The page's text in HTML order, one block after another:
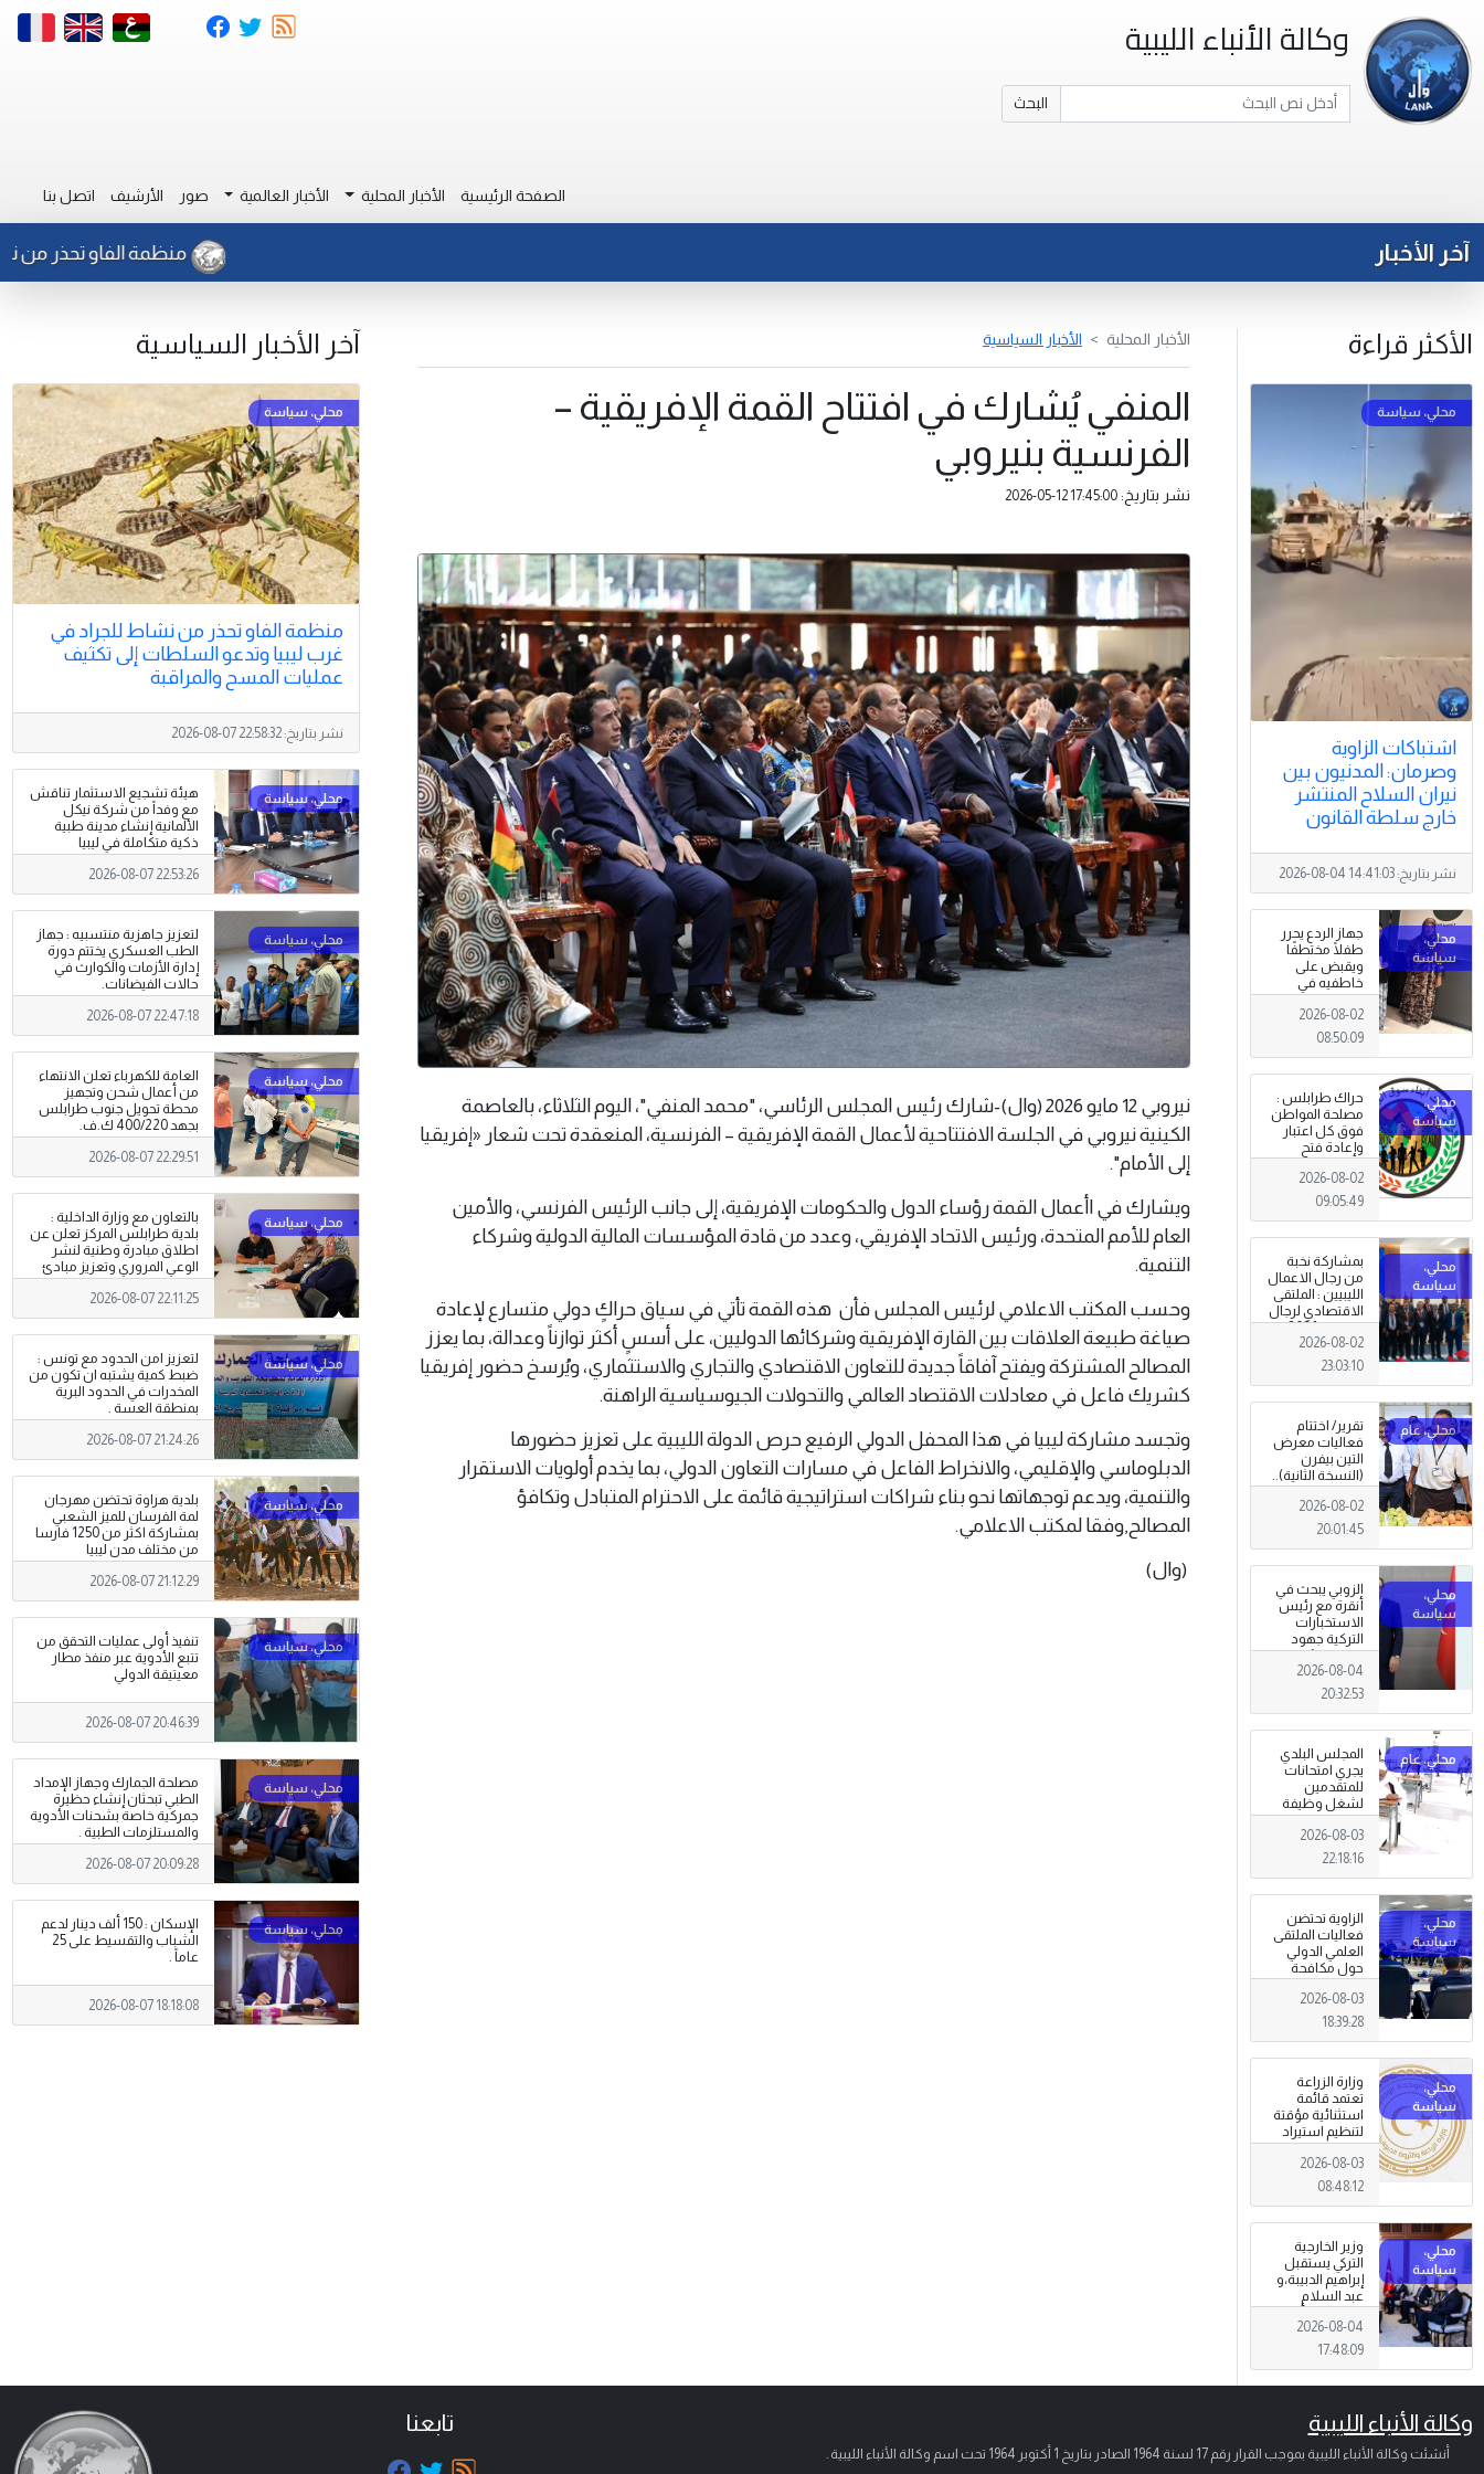
وكالة الأنباء الليبية
البحث
الصفحة الرئيسية الأخبار المحلية الأخبار العالمية صور الأرشيف اتصل بنا
آخر الأخبار منظمة الفاو تحذر من نشاط
الأكثر قراءة
اشتباكات الزاوية
وصرمان: المدنيون بين
نيران السلاح المنتشر
خارج سلطة القانون
نشر بتاريخ:2026-08-04 14:41:03
جهاز الردع يحرر
طفلًا مختطفًا
ويقبض على
خاطفيه في
طرابلس
2026-08-02
08:50:09
حراك طرابلس :
مصلحة المواطن
فوق كل اعتبار
وإعادة فتح
المؤسسات
جاءت استجابةً
للإرادة الشعبية
2026-08-02
09:05:49
بمشاركة نخبة
من رجال الاعمال
الليبيين : الملتقى
الاقتصادي لرجال
الاعمال 2026
تبدأ فعاليات
بمدينة سرت .
2026-08-02
23:03:10
تقرير/ اختتام
فعاليات معرض
التين بيفرن
(النسخة الثانية)..
تظاهرة وطنية
وصمود
للمزارعين في
2026-08-02
20:01:45
الزوبي يبحث في
أنقرة مع رئيس
الاستخبارات
التركية جهود
توحيد المؤسسة
العسكرية على
أسس مهنية
2026-08-04
20:32:53
المجلس البلدي
يجري امتحانات
للمتقدمين
لشغل وظيفة
مختار محلة .
2026-08-03
22:18:16
الزاوية تحتضن
فعاليات الملتقى
العلمي الدولي
حول مكافحة
الجرائم المالية
وتهديدات الأمن
القومي
2026-08-03
18:39:28
وزارة الزراعة
تعتمد قائمة
استثنائية مؤقتة
لتنظيم استيراد
وتداول المبيدات
الزراعية
2026-08-03
08:48:12
وزير الخارجية
التركي يستقبل
إبراهيم الدبيبة،و
عبد السلام
الزوبي في أنقرة
2026-08-04
17:48:09
الأخبار المحلية الأخبار السياسية
المنفي يُشارك في افتتاح القمة الإفريقية –
الفرنسية بنيروبي
نشر بتاريخ: 2026-05-12 17:45:00
نيروبي 12 مايو 2026 (وال)-شارك رئيس المجلس الرئاسي، "محمد المنفي"، اليوم الثلاثاء، بالعاصمة
الكينية نيروبي في الجلسة الافتتاحية لأعمال القمة الإفريقية – الفرنسية، المنعقدة تحت شعار «إفريقيا
إلى الأمام".
ويشارك في اأعمال القمة رؤساء الدول والحكومات الإفريقية، إلى جانب الرئيس الفرنسي، والأمين
العام للأمم المتحدة، ورئيس الاتحاد الإفريقي، وعدد من قادة المؤسسات المالية الدولية وشركاء
التنمية.
وحسب المكتب الاعلامي لرئيس المجلس فأن هذه القمة تأتي في سياق حراكٍ دولي متسارع لإعادة
صياغة طبيعة العلاقات بين القارة الإفريقية وشركائها الدوليين، على أسسٍ أكثر توازناً وعدالة، بما يعزز
المصالح المشتركة ويفتح آفاقاً جديدة للتعاون الاقتصادي والتجاري والاستثماري، ويُرسخ حضور إفريقيا
كشريك فاعل في معادلات الاقتصاد العالمي والتحولات الجيوسياسية الراهنة.
وتجسد مشاركة ليبيا في هذا المحفل الدولي الرفيع حرص الدولة الليبية على تعزيز حضورها
الدبلوماسي والإقليمي، والانخراط الفاعل في مسارات التعاون الدولي، بما يخدم أولويات الاستقرار
والتنمية، ويدعم توجهاتها نحو بناء شراكات استراتيجية قائمة على الاحترام المتبادل وتكافؤ
المصالح,وفقا لمكتب الاعلامي.
(وال)
آخر الأخبار السياسية
منظمة الفاو تحذر من نشاط للجراد في
غرب ليبيا وتدعو السلطات إلى تكثيف
عمليات المسح والمراقبة
نشر بتاريخ:2026-08-07 22:58:32
هيئة تشجيع الاستثمار تناقش
مع وفداً من شركة نيكل
الألمانية إنشاء مدينة طبية
ذكية متكاملة في ليبيا
2026-08-07 22:53:26
لتعزيز جاهزية منتسبيه : جهاز
الطب العسكري يختتم دورة
إدارة الأزمات والكوارث في
حالات الفيضانات.
2026-08-07 22:47:18
العامة للكهرباء تعلن الانتهاء
من أعمال شحن وتجهيز
محطة تحويل جنوب طرابلس
بجهد 400/220 ك.ف.
2026-08-07 22:29:51
بالتعاون مع وزارة الداخلية :
بلدية طرابلس المركز تعلن عن
اطلاق مبادرة وطنية لنشر
الوعي المروري وتعزيز مبادئ
السلامة على الطرق
2026-08-07 22:11:25
لتعزيز امن الحدود مع تونس :
ضبط كمية يشتبه ان تكون من
المخدرات في الحدود البرية
بمنطقة العسة .
2026-08-07 21:24:26
بلدية هراوة تحتضن مهرجان
لمة الفرسان للميز الشعبي
بمشاركة اكثر من 1250 فارسا
من مختلف مدن ليبيا
2026-08-07 21:12:29
تنفيذ أولى عمليات التحقق من
تتبع الأدوية عبر منفذ مطار
معيتيقة الدولي
2026-08-07 20:46:39
مصلحة الجمارك وجهاز الإمداد
الطبي تبحثان إنشاء حظيرة
جمركية خاصة بشحنات الأدوية
والمستلزمات الطبية .
2026-08-07 20:09:28
الإسكان : 150 ألف دينار لدعم
الشباب والتقسيط على 25
عاماً .
2026-08-07 18:18:08
وكالة الأنباء الليبية
أنشئت وكالة الأنباء الليبية بموجب القرار رقم 17 لسنة 1964 الصادر بتاريخ 1 أكتوبر 1964 تحت اسم وكالة الأنباء الليبية .
تابعنا